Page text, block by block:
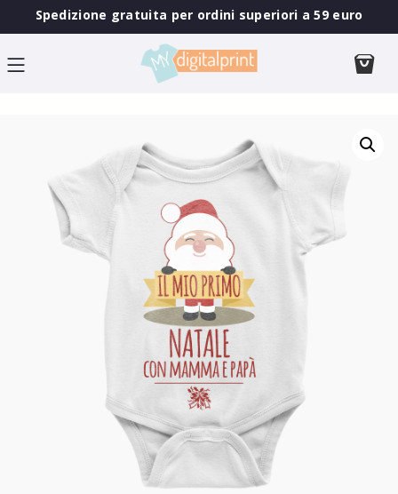
Spedizione gratuita per ordini superiori a 59 euro